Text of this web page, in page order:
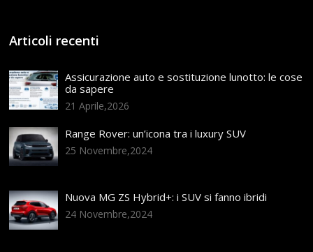
Articoli recenti
Assicurazione auto e sostituzione lunotto: le cose
da sapere
21 Aprile,2026
Range Rover: un’icona tra i luxury SUV
25 Novembre,2024
Nuova MG ZS Hybrid+: i SUV si fanno ibridi
24 Novembre,2024